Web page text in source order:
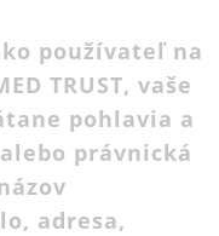
používateľ na
TRUST, vaše
pohlavia a
právnická
adresa,